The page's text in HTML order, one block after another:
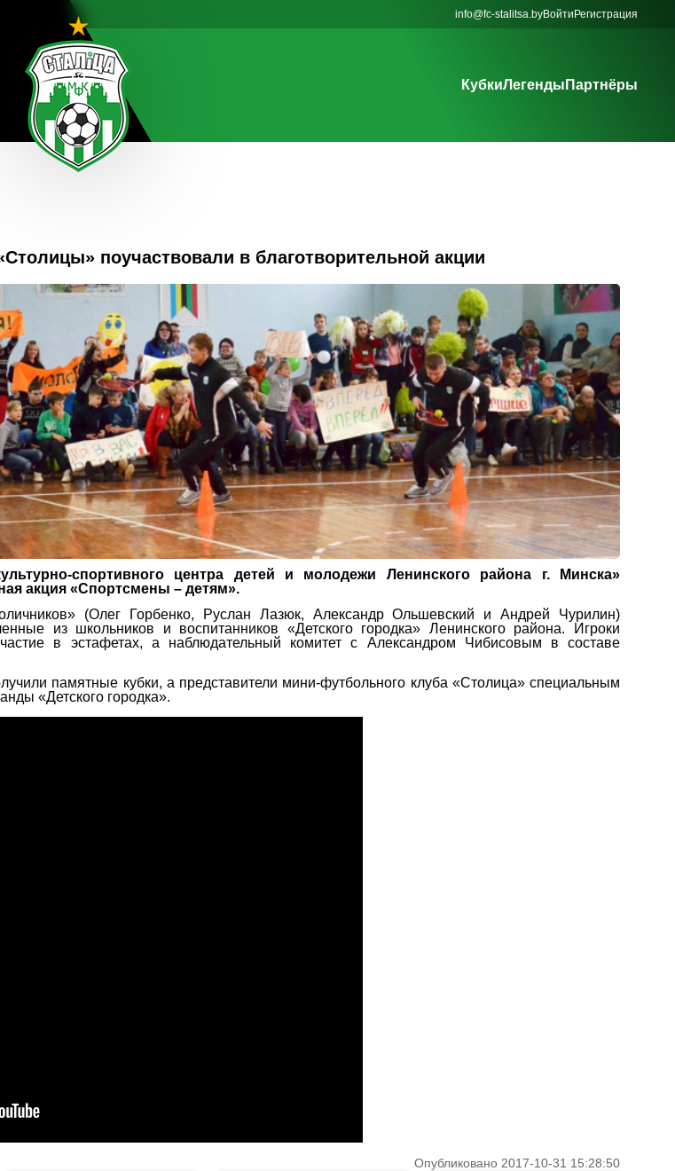
info@fc-stalitsa.byВойти Регистрация
КубкиЛегенды Партнёры
поучаствовали в благотворительной акции
спортивного центра детей и молодежи Ленинского района г. Минска»
акция «Спортсмены – детям».
(Олег Горбенко, Руслан Лазюк, Александр Ольшевский и Андрей Чурилин)
из школьников и воспитанников «Детского городка» Ленинского района.
Игроки
в эстафетах, а наблюдательный комитет с Александром Чибисовым в составе
памятные кубки, а представители мини-футбольного клуба «Столица» специальным
«Детского городка».
Опубликовано 2017-10-31 15:28:50